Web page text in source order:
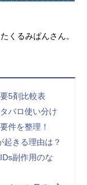
くるみぱんさん。
5剤比較表
バロ使い分け
件を整理！
起きる理由は？
副作用のな